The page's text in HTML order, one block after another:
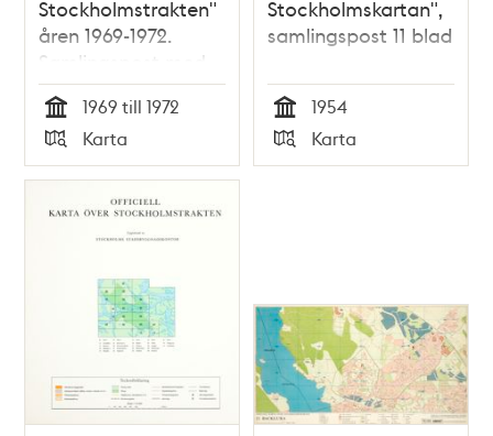
Stockholmstrakten"
åren 1969-1972.
Samlingspost med
25 kartblad
Tid
1969 till 1972
Typ
Karta
Stockholmskartan",
samlingspost 11 blad
Tid
1954
Typ
Karta